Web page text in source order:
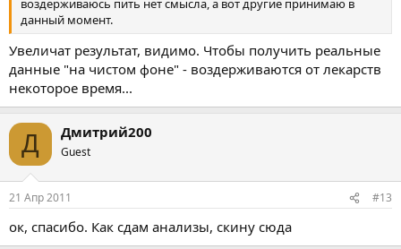
воздерживаюсь пить нет смысла, а вот другие принимаю в
данный момент.
Увеличат результат, видимо. Чтобы получить реальные
данные "на чистом фоне" - воздерживаются от лекарств
некоторое время...
Д Дмитрий200
Guest
21 Апр 2011 #13
ок, спасибо. Как сдам анализы, скину сюда